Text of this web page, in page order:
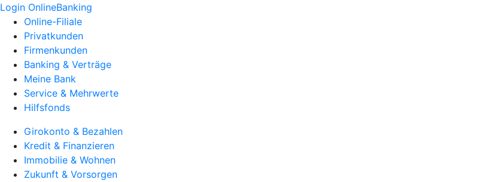
Login OnlineBanking
Online-Filiale
Privatkunden
Firmenkunden
Banking & Verträge
Meine Bank
Service & Mehrwerte
Hilfsfonds
Girokonto & Bezahlen
Kredit & Finanzieren
Immobilie & Wohnen
Zukunft & Vorsorgen